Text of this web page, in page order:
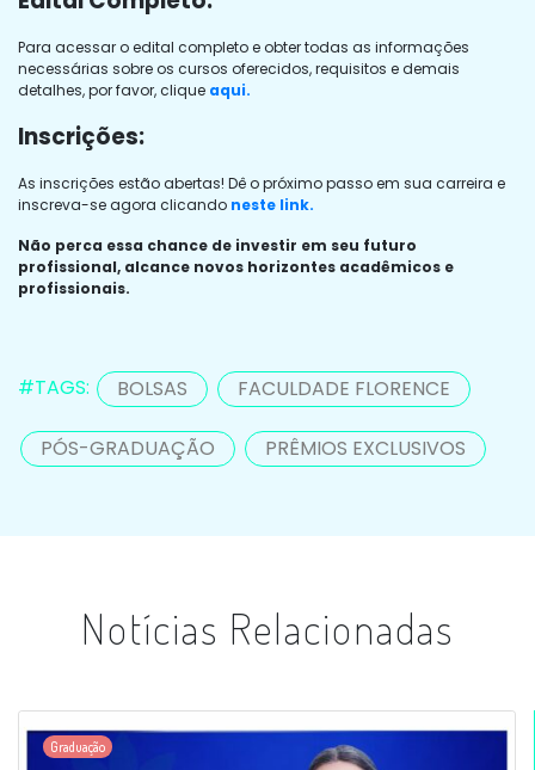
Para acessar o edital completo e obter todas as informações
necessárias sobre os cursos oferecidos, requisitos e demais
detalhes, por favor, clique aqui.
Inscrições:
As inscrições estão abertas! Dê o próximo passo em sua carreira e
inscreva-se agora clicando neste link.
Não perca essa chance de investir em seu futuro
profissional, alcance novos horizontes acadêmicos e
profissionais.
#TAGS: BOLSAS FACULDADE FLORENCE
PÓS-GRADUAÇÃO PRÊMIOS EXCLUSIVOS
Notícias Relacionadas
Graduação